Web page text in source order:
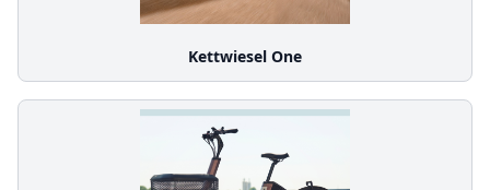
Kettwiesel One